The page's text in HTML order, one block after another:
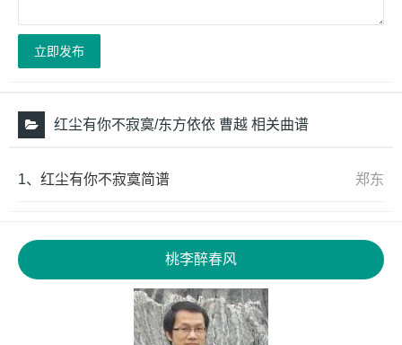
立即发布
红尘有你不寂寞/东方依依 曹越 相关曲谱
郑东
1、 红尘有你不寂寞简谱
桃李醉春风